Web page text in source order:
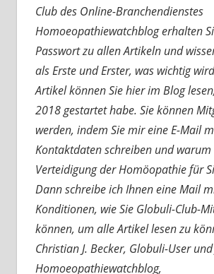
Club des Online-Branchendienstes
Homoeopathiewatchblog erhalten
Passwort zu allen Artikeln und
als Erste und Erster, was wichtig
Artikel können Sie hier im Blog
2018 gestartet habe. Sie können
werden, indem Sie mir eine E-Mail
Kontaktdaten schreiben und warum
Verteidigung der Homöopathie für
Dann schreibe ich Ihnen eine Mail
Konditionen, wie Sie Globuli-Club-
können, um alle Artikel lesen zu
Christian J. Becker, Globuli-User
Homoeopathiewatchblog,